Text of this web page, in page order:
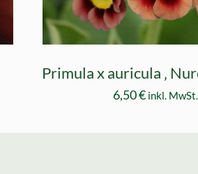
Primula x auricula ‚
6,50€ inkl. MwSt.